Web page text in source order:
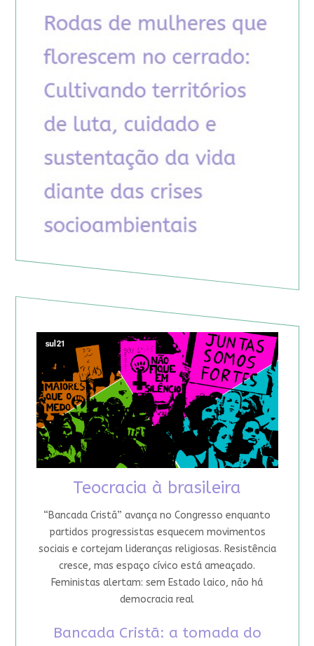
Teocracia à brasileira
“Bancada Cristã” avança no Congresso enquanto
partidos progressistas esquecem movimentos
sociais e cortejam lideranças religiosas. Resistência
cresce, mas espaço cívico está ameaçado.
Feministas alertam: sem Estado laico, não há
democracia real
Bancada Cristã: a tomada do